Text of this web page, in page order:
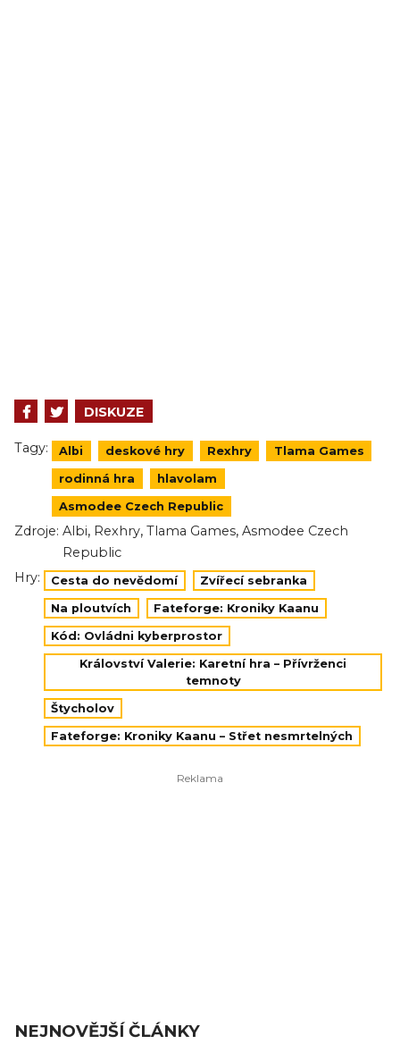
DISKUZE
Tagy: Albi deskové hry Rexhry Tlama Games
rodinná hra hlavolam
Asmodee Czech Republic
Zdroje: Albi, Rexhry, Tlama Games, Asmodee Czech
Republic
Hry:
Cesta do nevědomí Zvířecí sebranka
Na ploutvích Fateforge: Kroniky Kaanu
Kód: Ovládni kyberprostor
Království Valerie: Karetní hra – Přívrženci
temnoty
Štycholov
Fateforge: Kroniky Kaanu – Střet nesmrtelných
NEJNOVĚJŠÍ ČLÁNKY